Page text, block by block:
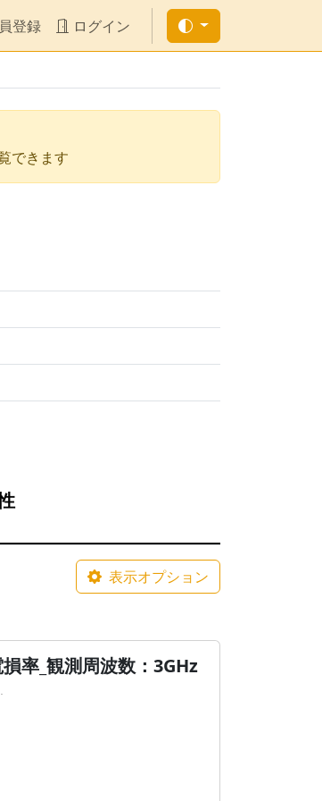
登録 ログイン
できます
表示オプション
率_観測周波数：3GHz